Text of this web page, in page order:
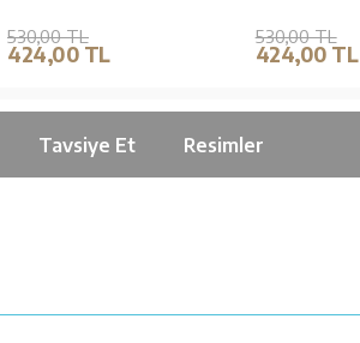
530,00 TL
424,00 TL
530,00 TL
424,00 TL
Tavsiye Et Resimler